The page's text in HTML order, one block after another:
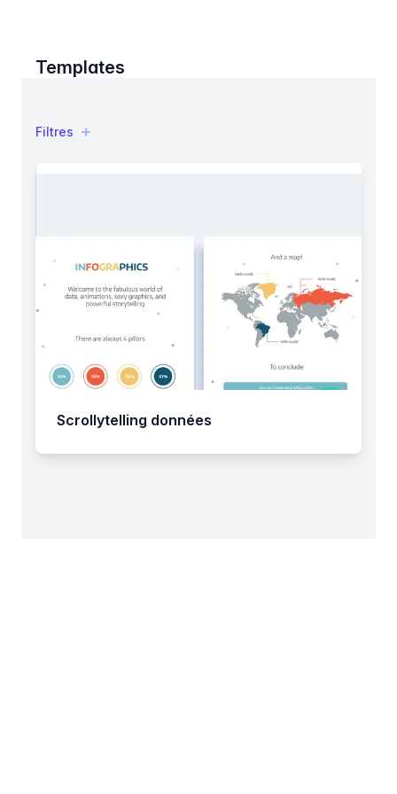
Templates
Filtres
Filtres
Products
Scrollytelling données